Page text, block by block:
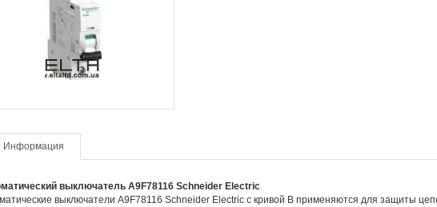
Информация
выключатель A9F78116 Schneider Electric
выключатели A9F78116 Schneider Electric с кривой B применяются для защиты